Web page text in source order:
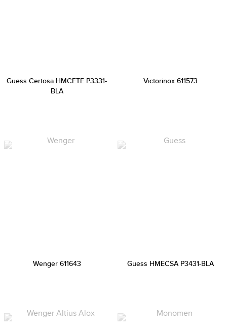
Guess Certosa HMCETE P3331-
BLA
Victorinox 611573
Wenger 611643 Guess HMECSA P3431-BLA